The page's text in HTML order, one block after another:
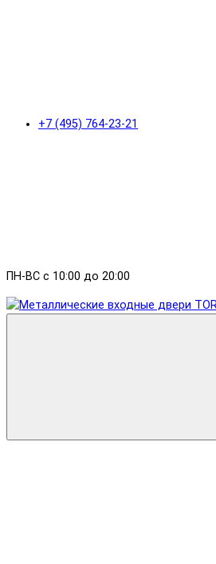
+7 (495) 764-23-21
ПН-ВС с 10:00 до 20:00